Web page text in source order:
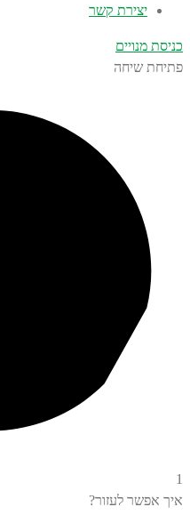
יצירת קשר
כניסת מנויים
פתיחת שיחה
1
איך אפשר לעזור?